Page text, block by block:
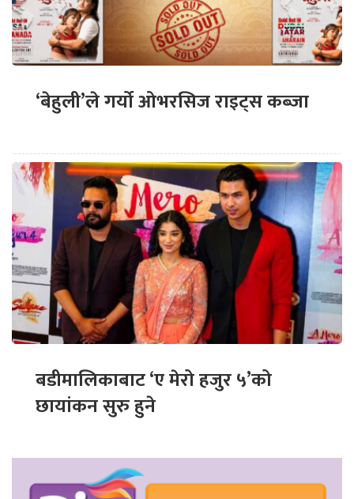
‘बेहुली’ले गर्यो ओभरसिज राइट्स कब्जा
बडीमालिकाबाट ‘ए मेरो हजुर ५’को
छायांकन सुरु हुने